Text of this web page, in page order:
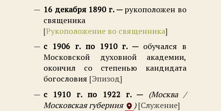
16 декабря 1890 г.
рукоположен во
священика
Рукоположение во священника
с 1906 г. по 1910 г.
обучался в
Московской духовной академии,
окончил со степенью кандидата
богословия Эпизод
с 1910 г. по 1922 г.
Москва /
Московская губерния
Служение